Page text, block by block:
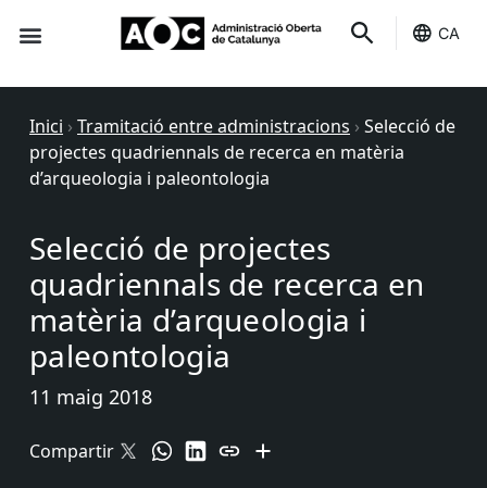
CA
Inici › Tramitació entre administracions › Selecció de
projectes quadriennals de recerca en matèria
d’arqueologia i paleontologia
Selecció de projectes
quadriennals de recerca en
matèria d’arqueologia i
paleontologia
11 maig 2018
Compartir